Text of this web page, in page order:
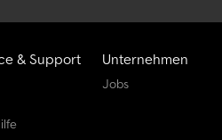
& Support Unternehmen
Jobs